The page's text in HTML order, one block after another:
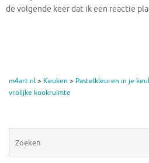
de volgende keer dat ik een reactie
m4art.nl> Keuken > Pastelkleuren in je
vrolijke kookruimte